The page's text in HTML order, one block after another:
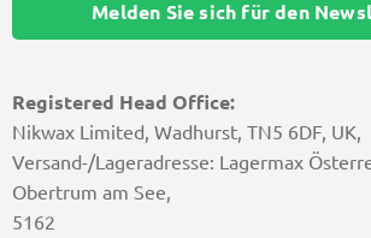
Registered Head Office:
Nikwax Limited, Wadhurst, TN5 6DF, UK,
Versand-/Lageradresse: Lagermax
Obertrum am See,
5162
Melden Sie sich für den